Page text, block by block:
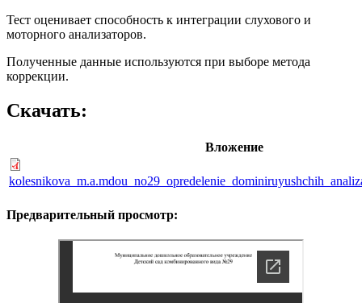
Тест оценивает способность к интеграции слухового и
моторного анализаторов.
Полученные данные используются при выборе метода
коррекции.
Скачать:
Вложение
Предварительный просмотр: